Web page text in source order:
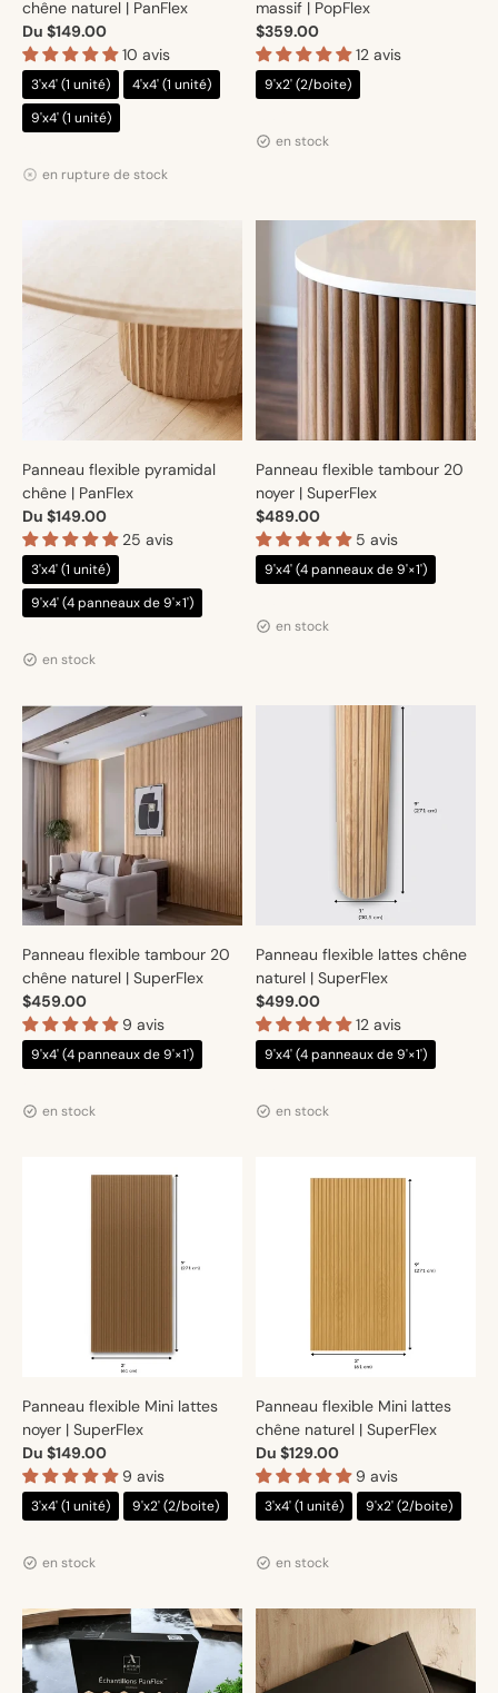
chêne naturel | PanFlex
Du $149.00
10 avis
3'x4' (1 unité)
4'x4' (1 unité)
9'x4' (1 unité)
en rupture de stock
massif | PopFlex
$359.00
12 avis
9'x2' (2/boite)
en stock
Panneau flexible pyramidal
chêne | PanFlex
Du $149.00
25 avis
3'x4' (1 unité)
9'x4' (4 panneaux de 9'×1')
en stock
Panneau flexible tambour 20
noyer | SuperFlex
$489.00
5 avis
9'x4' (4 panneaux de 9'×1')
en stock
Panneau flexible tambour 20
chêne naturel | SuperFlex
$459.00
9 avis
9'x4' (4 panneaux de 9'×1')
en stock
Panneau flexible lattes chêne
naturel | SuperFlex
$499.00
12 avis
9'x4' (4 panneaux de 9'×1')
en stock
Panneau flexible Mini lattes
noyer | SuperFlex
Du $149.00
9 avis
3'x4' (1 unité) 9'x2' (2/boite)
en stock
Panneau flexible Mini lattes
chêne naturel | SuperFlex
Du $129.00
9 avis
3'x4' (1 unité) 9'x2' (2/boite)
en stock